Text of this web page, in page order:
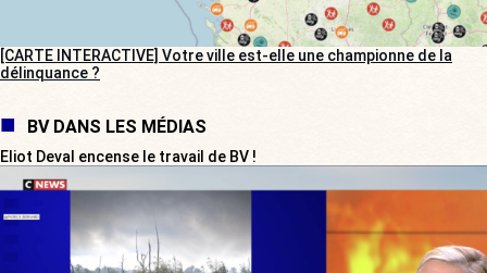
[CARTE INTERACTIVE] Votre ville est-elle une championne de la
délinquance ?
BV DANS LES MÉDIAS
Eliot Deval encense le travail de BV !